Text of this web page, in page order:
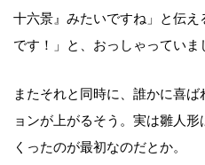
十六景』みたいですね」と伝え
です！」と、おっしゃっていま
またそれと同時に、誰かに喜
ョンが上がるそう。実は雛人
くったのが最初なのだとか。